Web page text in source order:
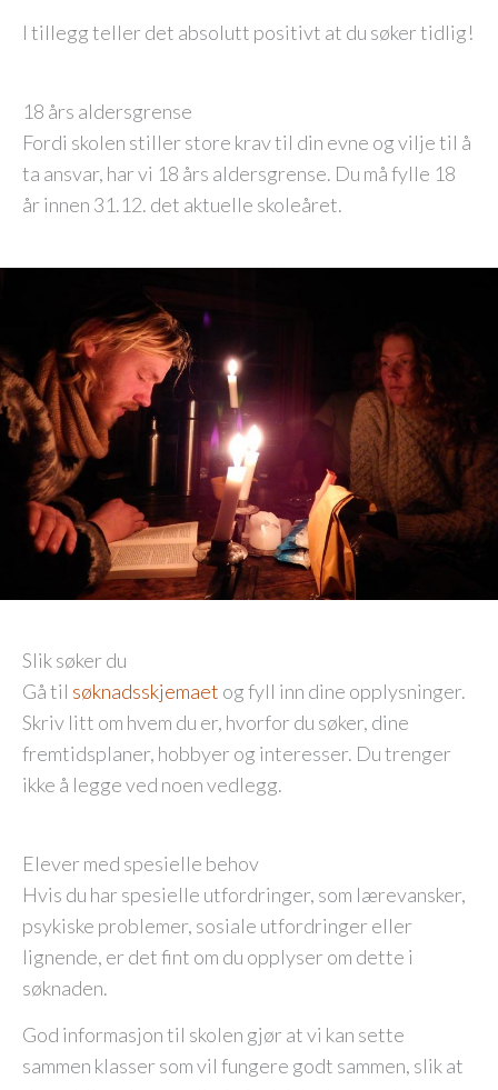
I tillegg teller det absolutt positivt at du søker tidlig!
18 års aldersgrense
Fordi skolen stiller store krav til din evne og vilje til å
ta ansvar, har vi 18 års aldersgrense. Du må fylle 18
år innen 31.12. det aktuelle skoleåret.
Slik søker du
Gå til søknadsskjemaet og fyll inn dine opplysninger.
Skriv litt om hvem du er, hvorfor du søker, dine
fremtidsplaner, hobbyer og interesser. Du trenger
ikke å legge ved noen vedlegg.
Elever med spesielle behov
Hvis du har spesielle utfordringer, som lærevansker,
psykiske problemer, sosiale utfordringer eller
lignende, er det fint om du opplyser om dette i
søknaden.
God informasjon til skolen gjør at vi kan sette
sammen klasser som vil fungere godt sammen, slik at